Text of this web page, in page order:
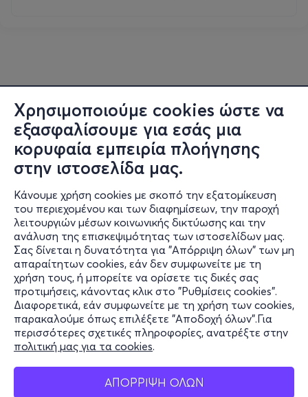
Χρησιμοποιούμε cookies ώστε να
εξασφαλίσουμε για εσάς μια
κορυφαία εμπειρία πλοήγησης
στην ιστοσελίδα μας.
Κάνουμε χρήση cookies με σκοπό την εξατομίκευση
του περιεχομένου και των διαφημίσεων, την παροχή
λειτουργιών μέσων κοινωνικής δικτύωσης και την
ανάλυση της επισκεψιμότητας των ιστοσελίδων μας.
Σας δίνεται η δυνατότητα για "Απόρριψη όλων" των μη
απαραίτητων cookies, εάν δεν συμφωνείτε με τη
χρήση τους, ή μπορείτε να ορίσετε τις δικές σας
προτιμήσεις, κάνοντας κλικ στο "Ρυθμίσεις cookies".
Διαφορετικά, εάν συμφωνείτε με τη χρήση των cookies,
παρακαλούμε όπως επιλέξετε "Αποδοχή όλων".Για
περισσότερες σχετικές πληροφορίες, ανατρέξτε στην
πολιτική μας για τα cookies.
ΑΠΟΡΡΙΨΗ ΟΛΩΝ
Πληροφορίες
Υποστήριξη
Stay Connected
Mobile app